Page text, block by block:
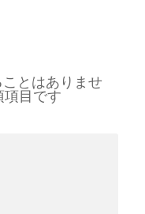
とはありませ
項目です